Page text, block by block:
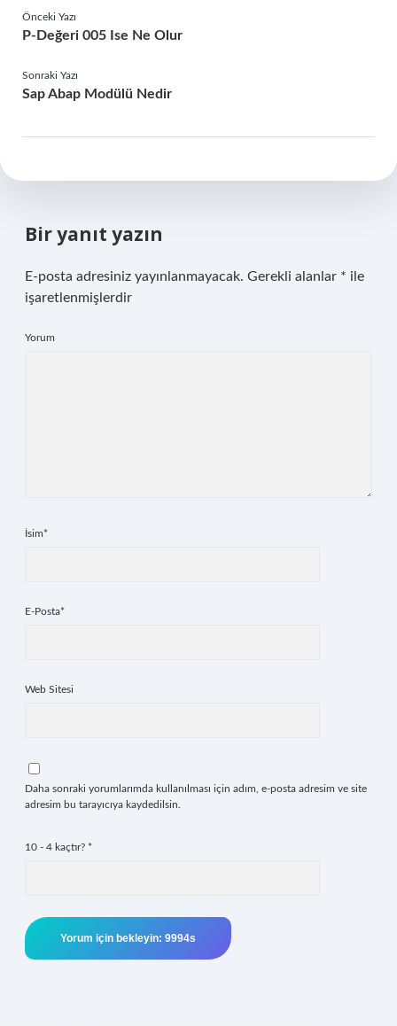
Önceki Yazı
P-Değeri 005 Ise Ne Olur
Sonraki Yazı
Sap Abap Modülü Nedir
Bir yanıt yazın
E-posta adresiniz yayınlanmayacak. Gerekli alanlar * ile
işaretlenmişlerdir
Yorum
İsim*
E-Posta*
Web Sitesi
Daha sonraki yorumlarımda kullanılması için adım, e-posta adresim ve site
adresim bu tarayıcıya kaydedilsin.
10 - 4 kaçtır? *